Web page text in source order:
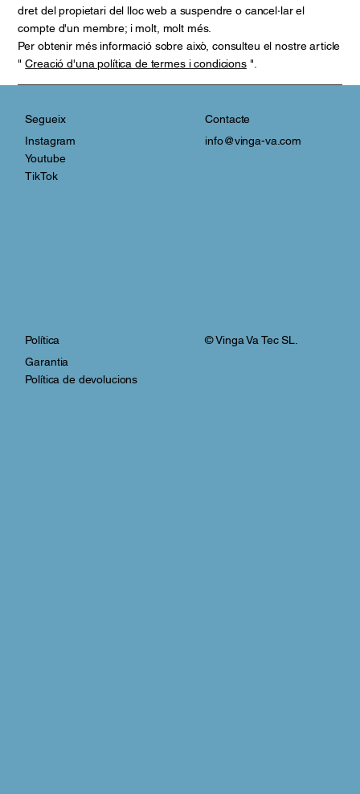
dret del propietari del lloc web a suspendre o cancel·lar el
compte d'un membre; i molt, molt més.
Per obtenir més informació sobre això, consulteu el nostre article
"Creació d'una política de termes i condicions".
Segueix
Instagram
Youtube
TikTok
Contacte
info@vinga-va.com
Política
Garantia
Política de devolucions
© Vinga Va Tec SL.